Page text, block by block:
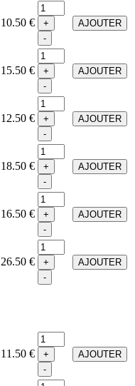
10.50 €
+
-
AJOUTER
15.50 €
+
-
AJOUTER
12.50 €
+
-
AJOUTER
18.50 €
+
-
AJOUTER
16.50 €
+
-
AJOUTER
26.50 €
+
-
AJOUTER
11.50 €
+
-
AJOUTER